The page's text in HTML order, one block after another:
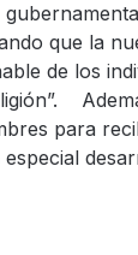
que la
de los
para